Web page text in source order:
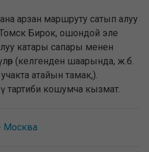
арзан маршруту сатып алуу
Бирок, ошондой эле
катары сапары менен
(келгенден шаарында, ж.б.
атайын тамак,).
тартиби кошумча кызмат.
Москва